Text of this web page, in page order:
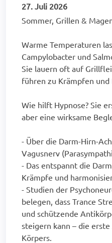
27. Juli 2026
Sommer, Grillen &
Warme Temperaturen
Campylobacter und
Sie lauern oft auf
führen zu Krämpfen und
Wie hilft Hypnose? Sie
aber eine wirksame
- Über die Darm-Hirn-
Vagusnerv
- Das entspannt die
Krämpfe und
- Studien der
belegen, dass Trance
und schützende
steigern kann – die
Körpers.